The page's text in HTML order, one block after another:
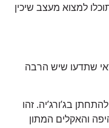
למצוא מעצב שיכין
שתדעו שיש הרבה
בג’ורג’יה. זהו
והאקלים המתון